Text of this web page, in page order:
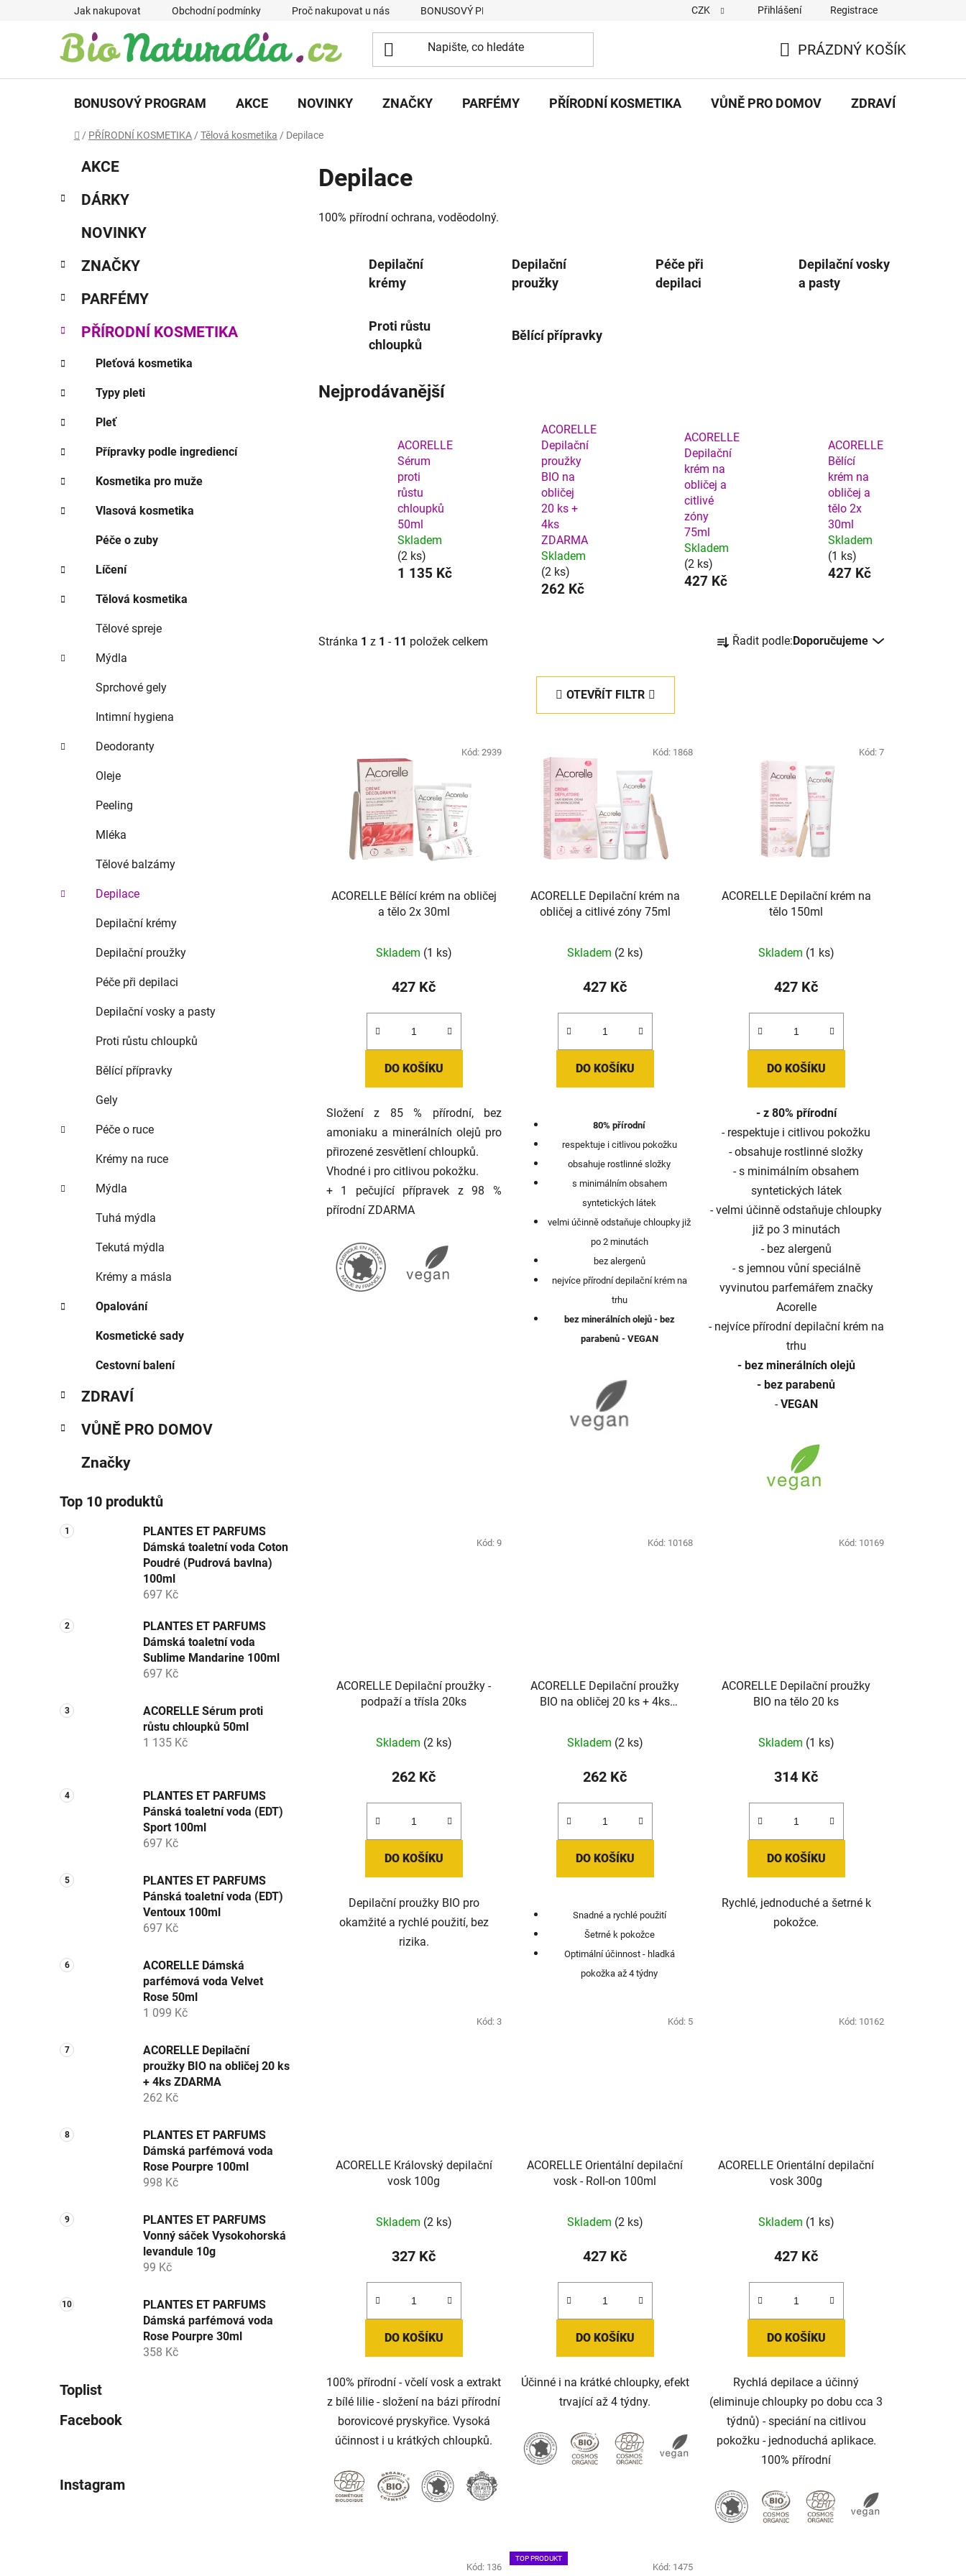
Jak nakupovat Obchodní podmínky Proč nakupovat u nás BONUSOVÝ PROGRAM Podmínky vrácení peněz/Reklamační řád Dodací a platební podmínky
CZK Přihlášení Registrace
KOŠÍK
PRÁZDNÝ KOŠÍK
BONUSOVÝ PROGRAM AKCE NOVINKY ZNAČKY PARFÉMY PŘÍRODNÍ KOSMETIKA VŮNĚ PRO DOMOV ZDRAVÍ
Domů
/ PŘÍRODNÍ KOSMETIKA / Tělová kosmetika / Depilace
s
n
n
í
p
n
l
kategorie
e
i
AKCE
DÁRKY
NOVINKY
ZNAČKY
PARFÉMY
PŘÍRODNÍ KOSMETIKA
Pleťová kosmetika
Typy pleti
Pleť
Přípravky podle ingrediencí
Kosmetika pro muže
Vlasová kosmetika
Péče o zuby
Líčení
Tělová kosmetika
Tělové spreje
Mýdla
Sprchové gely
Intimní hygiena
Deodoranty
Oleje
Peeling
Mléka
Tělové balzámy
Depilace
Depilační krémy
Depilační proužky
Péče při depilaci
Depilační vosky a pasty
Proti růstu chloupků
Bělící přípravky
Gely
Péče o ruce
Krémy na ruce
Mýdla
Tuhá mýdla
Tekutá mýdla
Krémy a másla
Opalování
Kosmetické sady
Cestovní balení
ZDRAVÍ
VŮNĚ PRO DOMOV
Značky
Top 10 produktů
PLANTES ET PARFUMS
Dámská toaletní voda Coton
Poudré (Pudrová bavlna)
100ml
697 Kč
PLANTES ET PARFUMS
Dámská toaletní voda
Sublime Mandarine 100ml
697 Kč
ACORELLE Sérum proti
růstu chloupků 50ml
1 135 Kč
PLANTES ET PARFUMS
Pánská toaletní voda (EDT)
Sport 100ml
697 Kč
PLANTES ET PARFUMS
Pánská toaletní voda (EDT)
Ventoux 100ml
697 Kč
ACORELLE Dámská
parfémová voda Velvet
Rose 50ml
1 099 Kč
ACORELLE Depilační
proužky BIO na obličej 20 ks
+ 4ks ZDARMA
262 Kč
PLANTES ET PARFUMS
Dámská parfémová voda
Rose Pourpre 100ml
998 Kč
PLANTES ET PARFUMS
Vonný sáček Vysokohorská
levandule 10g
99 Kč
PLANTES ET PARFUMS
Dámská parfémová voda
Rose Pourpre 30ml
358 Kč
Toplist
Facebook
Instagram
Depilace
100% přírodní ochrana, voděodolný.
Depilační
krémy
Depilační
proužky
Péče při
depilaci
Depilační vosky
a pasty
Proti růstu
chloupků
Bělící přípravky
Nejprodávanější
ACORELLE
Sérum
proti
růstu
chloupků
50ml
Skladem
(2 ks)
1 135 Kč
ACORELLE
Depilační
proužky
BIO na
obličej
20 ks +
4ks
ZDARMA
Skladem
(2 ks)
262 Kč
ACORELLE
Depilační
krém na
obličej a
citlivé
zóny
75ml
Skladem
(2 ks)
427 Kč
ACORELLE
Bělící
krém na
obličej a
tělo 2x
30ml
Skladem
(1 ks)
427 Kč
Stránka 1 z 1 - 11 položek celkem
a
Řadit podle: Doporučujeme
OTEVŘÍT FILTR
ACORELLE Bělící krém na obličej
a tělo 2x 30ml
Skladem (1 ks)
427 Kč
DO KOŠÍKU
Složení z 85 % přírodní, bez
amoniaku a minerálních olejů pro
přirozené zesvětlení chloupků.
Vhodné i pro citlivou pokožku.
+ 1 pečující přípravek z 98 %
přírodní ZDARMA
Kód: 2939
ACORELLE Depilační krém na
obličej a citlivé zóny 75ml
hodnocení
produktu
5,0
z
hvězdiček.
Skladem (2 ks)
427 Kč
DO KOŠÍKU
80% přírodní
respektuje i citlivou pokožku
obsahuje rostlinné složky
s minimálním obsahem
syntetických látek
velmi účinně odstaňuje chloupky již
po 2 minutách
bez alergenů
nejvíce přírodní depilační krém na
trhu
bez minerálních olejů - bez
parabenů - VEGAN
Kód: 1868
ACORELLE Depilační krém na
tělo 150ml
Skladem (1 ks)
427 Kč
DO KOŠÍKU
- z 80% přírodní
- respektuje i citlivou pokožku
- obsahuje rostlinné složky
- s minimálním obsahem
syntetických látek
- velmi účinně odstaňuje chloupky
již po 3 minutách
- bez alergenů
- s jemnou vůní speciálně
vyvinutou parfemářem značky
Acorelle
- nejvíce přírodní depilační krém na
trhu
- bez minerálních olejů
- bez parabenů
-VEGAN
Kód: 7
ACORELLE Depilační proužky -
podpaží a třísla 20ks
Skladem (2 ks)
262 Kč
DO KOŠÍKU
Depilační proužky BIO pro
okamžité a rychlé použití, bez
rizika.
Kód: 9
ACORELLE Depilační proužky
BIO na obličej 20 ks + 4ks
Skladem (2 ks)
262 Kč
DO KOŠÍKU
Snadné a rychlé použití
Šetrné k pokožce
Optimální účinnost - hladká
pokožka až 4 týdny
Kód: 10168
ACORELLE Depilační proužky
BIO na tělo 20 ks
Skladem (1 ks)
314 Kč
DO KOŠÍKU
Rychlé, jednoduché a šetrné k
pokožce.
Kód: 10169
ACORELLE Královský depilační
vosk 100g
Skladem (2 ks)
327 Kč
DO KOŠÍKU
100% přírodní - včelí vosk a extrakt
z bílé lilie - složení na bázi přírodní
borovicové pryskyřice. Vysoká
účinnost i u krátkých chloupků.
Kód: 3
ACORELLE Orientální depilační
vosk - Roll-on 100ml
Skladem (2 ks)
427 Kč
DO KOŠÍKU
Účinné i na krátké chloupky, efekt
trvající až 4 týdny.
Kód: 5
ACORELLE Orientální depilační
vosk 300g
Skladem (1 ks)
427 Kč
DO KOŠÍKU
Rychlá depilace a účinný
(eliminuje chloupky po dobu cca 3
týdnů) - speciání na citlivou
pokožku - jednoduchá aplikace.
100% přírodní
Kód: 10162
Kód: 136
TOP PRODUKT
Kód: 1475